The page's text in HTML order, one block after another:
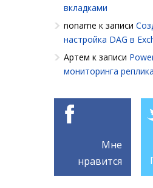
вкладками
noname к записи
настройка DAG в
Артем к записи
мониторинга
Мне
нравится